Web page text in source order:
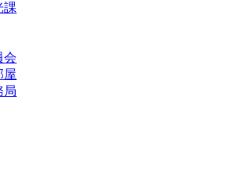
課
会
屋
局